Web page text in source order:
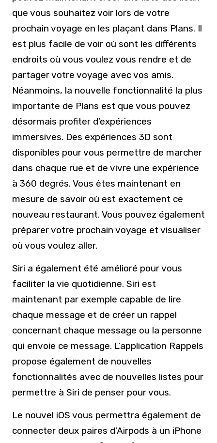
que vous souhaitez voir lors de votre
prochain voyage en les plaçant dans Plans. Il
est plus facile de voir où sont les différents
endroits où vous voulez vous rendre et de
partager votre voyage avec vos amis.
Néanmoins, la nouvelle fonctionnalité la plus
importante de Plans est que vous pouvez
désormais profiter d’expériences
immersives. Des expériences 3D sont
disponibles pour vous permettre de marcher
dans chaque rue et de vivre une expérience
à 360 degrés. Vous êtes maintenant en
mesure de savoir où est exactement ce
nouveau restaurant. Vous pouvez également
préparer votre prochain voyage et visualiser
où vous voulez aller.
Siri a également été amélioré pour vous
faciliter la vie quotidienne. Siri est
maintenant par exemple capable de lire
chaque message et de créer un rappel
concernant chaque message ou la personne
qui envoie ce message. L’application Rappels
propose également de nouvelles
fonctionnalités avec de nouvelles listes pour
permettre à Siri de penser pour vous.
Le nouvel iOS vous permettra également de
connecter deux paires d’Airpods à un iPhone